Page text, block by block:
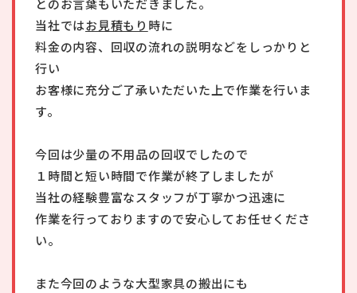
とのお言葉もいただきました。
当社ではお見積もり 時に
料金の内容、回収の流れの説明などをしっかりと
行い
お客様に充分ご了承いただいた上で作業を行いま
す。
今回は少量の不用品の回収でしたので
１時間と短い時間で作業が終了しましたが
当社の経験豊富なスタッフが丁寧かつ迅速に
作業を行っておりますので安心してお任せくださ
い。
また今回のような大型家具の搬出にも